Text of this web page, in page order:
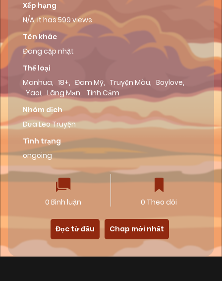
Xếp hạng
N/A, it has 599 views
Tên khác
Đang cập nhật
Thể loại
Manhua, 18+, Đam Mỹ, Truyện Màu, Boylove,
Yaoi, Lãng Mạn, Tình Cảm
Nhóm dịch
Dưa Leo Truyện
Tình trạng
ongoing
0 Bình luận 0 Theo dõi
Đọc từ đầu Chap mới nhất